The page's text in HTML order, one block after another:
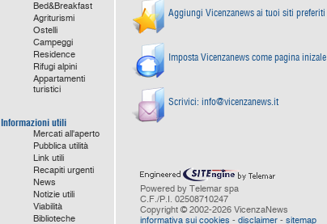
Bed&Breakfast
Agriturismi
Ostelli
Campeggi
Residence
Rifugi alpini
Appartamenti
turistici
Informazioni utili
Mercati all'aperto
Pubblica utilità
Link utili
Recapiti urgenti
News
Notizie utili
Viabilità
Biblioteche
Aggiungi Vicenzanews ai tuoi siti preferiti
Imposta Vicenzanews come pagina inizale
Scrivici: info@vicenzanews.it
Powered by Telemar spa
C.F./P.I. 02508710247
Copyright © 2002-2026 VicenzaNews
informativa sui cookies - disclaimer - sitemap